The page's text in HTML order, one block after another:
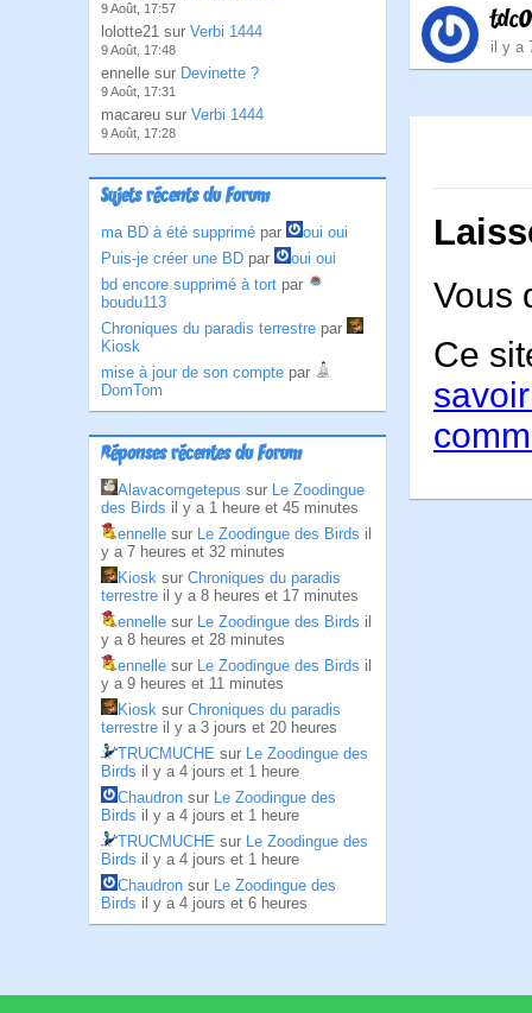
9 Août, 17:57
lolotte21 sur Verbi 1444
9 Août, 17:48
ennelle sur Devinette ?
9 Août, 17:31
macareu sur Verbi 1444
9 Août, 17:28
Sujets récents du Forum
ma BD à été supprimé par
oui oui
Puis-je créer une BD par
oui oui
bd encore supprimé à tort par
boudu113
Chroniques du paradis terrestre par
Kiosk
mise à jour de son compte par
DomTom
Réponses récentes du Forum
Alavacomgetepus sur Le Zoodingue
des Birds il y a 1 heure et 45 minutes
ennelle sur Le Zoodingue des Birds il
y a 7 heures et 32 minutes
Kiosk sur Chroniques du paradis
terrestre il y a 8 heures et 17 minutes
ennelle sur Le Zoodingue des Birds il
y a 8 heures et 28 minutes
ennelle sur Le Zoodingue des Birds il
y a 9 heures et 11 minutes
Kiosk sur Chroniques du paradis
terrestre il y a 3 jours et 20 heures
TRUCMUCHE sur Le Zoodingue des
Birds il y a 4 jours et 1 heure
Chaudron sur Le Zoodingue des
Birds il y a 4 jours et 1 heure
TRUCMUCHE sur Le Zoodingue des
Birds il y a 4 jours et 1 heure
Chaudron sur Le Zoodingue des
Birds il y a 4 jours et 6 heures
il y a
Vous
Ce